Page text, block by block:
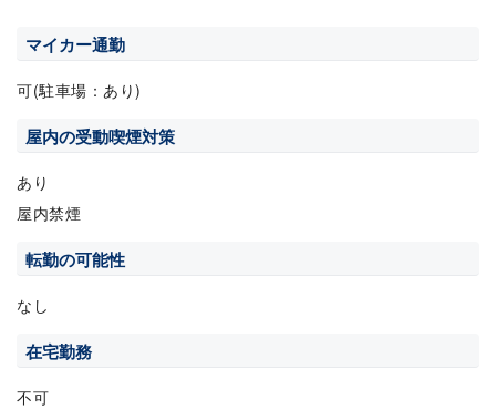
マイカー通勤
可(駐車場：あり)
屋内の受動喫煙対策
あり
屋内禁煙
転勤の可能性
なし
在宅勤務
不可